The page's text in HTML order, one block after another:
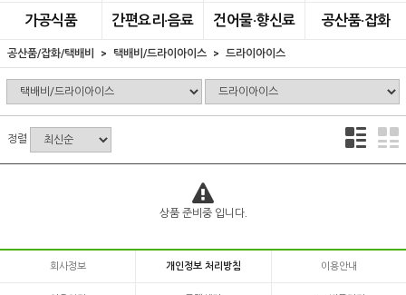
가공식품 간편요리·음료 건어물·향신료 공산품·잡화
공산품/잡화/택배비 택배비/드라이아이스 드라이아이스
정렬
상품 준비중 입니다.
회사정보 개인정보 처리방침 이용안내